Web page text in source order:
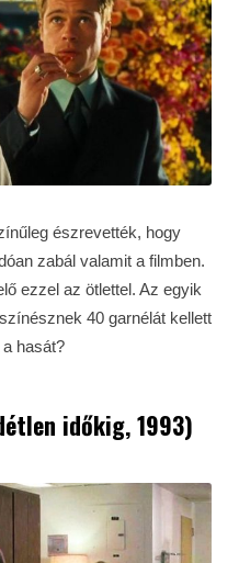
észrevették, hogy
zabál valamit a filmben.
ezzel az ötlettel. Az egyik
40 garnélát kellett
hasát?
időkig, 1993)